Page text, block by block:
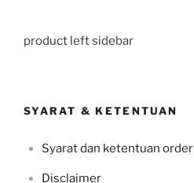
product left sidebar
SYARAT & KETENTUAN
Syarat dan ketentuan order
Disclaimer